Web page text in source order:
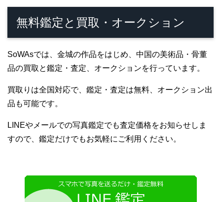
無料鑑定と買取・オークション
SoWAsでは、金城の作品をはじめ、中国の美術品・骨董
品の買取と鑑定・査定、オークションを行っています。
買取りは全国対応で、鑑定・査定は無料、オークション出
品も可能です。
LINEやメールでの写真鑑定でも査定価格をお知らせしま
すので、鑑定だけでもお気軽にご利用ください。